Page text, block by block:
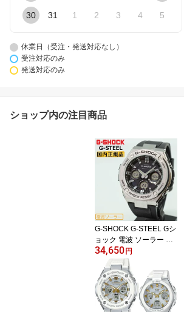
30 31 1 2 3 4 5
休業日（受注・発送対応なし）
受注対応のみ
発送対応のみ
ショップ内の注目商品
G-SHOCK G-STEEL Gシ
ョック 電波 ソーラー GS
T-W110-1AJF ブラックフ
ェイス CASIO カシオ G
スチール シルバーベゼル
デジタル アナログ メン
ズ 腕時計 （GSTW1101A
JF） [在庫あり]
34,650円